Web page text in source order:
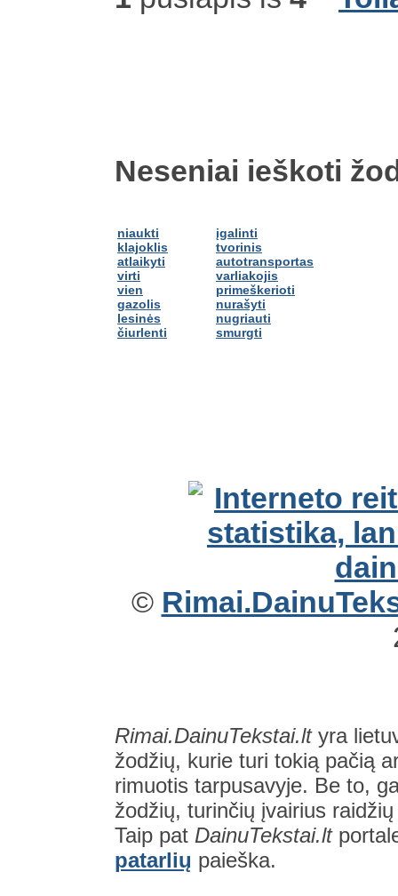
Neseniai ieškoti
niaukti
klajoklis
atlaikyti
virti
vien
gazolis
lesinės
čiurlenti
įgalinti
tvorinis
autotransportas
varliakojis
primeškerioti
nurašyti
nugriauti
smurgti
©
Rimai.DainuTekstai.ltyra
žodžių, kurie turi tokią pačią
rimuotis tarpusavyje. Be to,
žodžių, turinčių įvairius
Taip pat DainuTekstai.lt
patarlių paieška.